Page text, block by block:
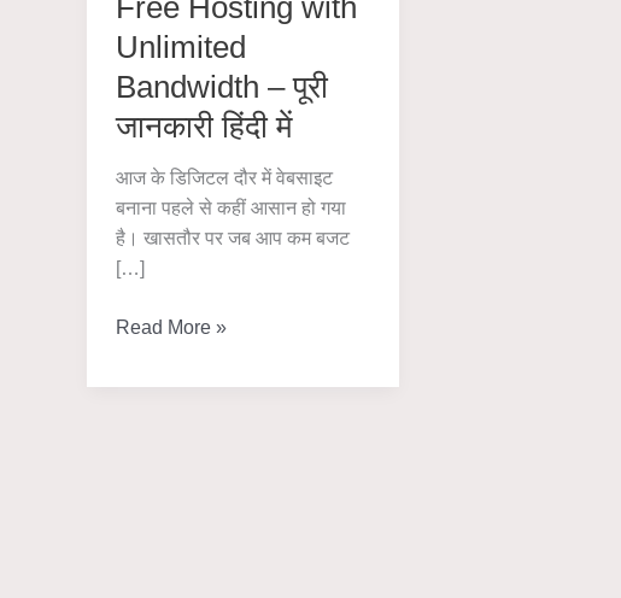
Free Hosting with
Unlimited
Bandwidth – पूरी
जानकारी हिंदी में
आज के डिजिटल दौर में वेबसाइट
बनाना पहले से कहीं आसान हो गया
है। खासतौर पर जब आप कम बजट
[…]
Free
with
Read More »